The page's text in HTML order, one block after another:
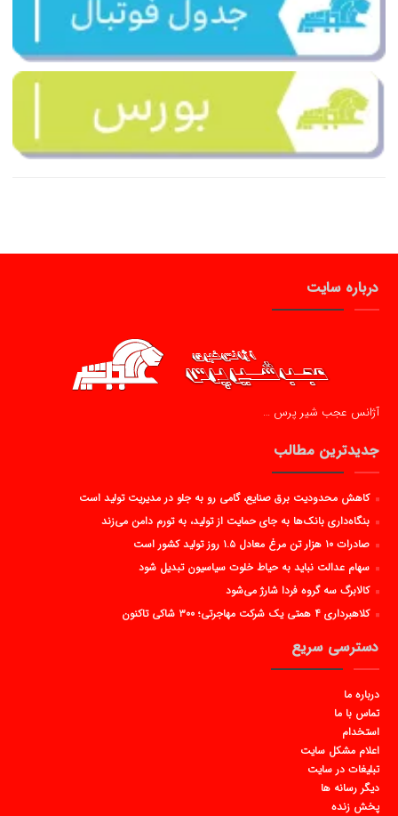
درباره سایت
آژانس عجب شیر پرس …
جدیدترین مطالب
کاهش محدودیت برق صنایع، گامی رو به جلو در مدیریت تولید است
بنگاه‌داری بانک‌ها به جای حمایت از تولید، به تورم دامن می‌زند
صادرات ۱۰ هزار تن مرغ معادل ۱.۵ روز تولید کشور است
سهام عدالت نباید به حیاط خلوت سیاسیون تبدیل شود
کالابرگ سه گروه فردا شارژ می‌شود
کلاهبرداری ۴ همتی یک شرکت مهاجرتی؛ ۳۰۰ شاکی تاکنون
دسترسی سریع
درباره ما
تماس با ما
استخدام
اعلام مشکل سایت
تبلیغات در سایت
دیگر رسانه ها
پخش زنده